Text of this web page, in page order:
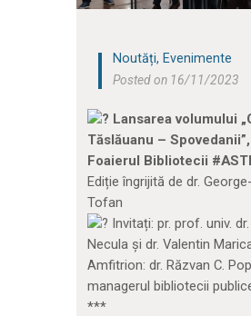
Noutăți, Evenimente
Posted on 16/11/2023
Lansarea volumului
Tăslăuanu –
Foaierul Bibliotecii
Ediție îngrijită de dr.
Tofan
Invitați: pr. prof. univ.
Necula și dr. Valentin
Amfitrion: dr. Răzvan C.
managerul bibliotecii
***